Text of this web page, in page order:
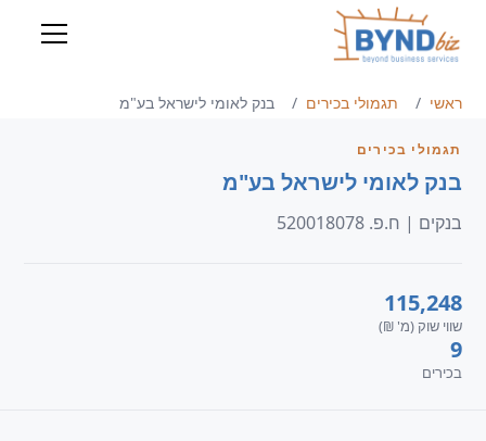
ראשי תגמולי בכירים בנק לאומי לישראל בע"מ
תגמולי בכירים
בנק לאומי לישראל בע"מ
בנקים | ח.פ. 520018078
115,248
שווי שוק (מ' ₪)
9
בכירים